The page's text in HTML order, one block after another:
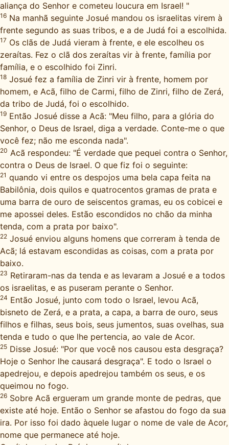
aliança do Senhor e cometeu loucura em Israel! "
16 Na manhã seguinte Josué mandou os israelitas virem à
frente segundo as suas tribos, e a de Judá foi a escolhida.
17 Os clãs de Judá vieram à frente, e ele escolheu os
zeraítas. Fez o clã dos zeraítas vir à frente, família por
família, e o escolhido foi Zinri.
18 Josué fez a família de Zinri vir à frente, homem por
homem, e Acã, filho de Carmi, filho de Zinri, filho de Zerá,
da tribo de Judá, foi o escolhido.
19 Então Josué disse a Acã: "Meu filho, para a glória do
Senhor, o Deus de Israel, diga a verdade. Conte-me o que
você fez; não me esconda nada".
20 Acã respondeu: "É verdade que pequei contra o Senhor,
contra o Deus de Israel. O que fiz foi o seguinte:
21 quando vi entre os despojos uma bela capa feita na
Babilônia, dois quilos e quatrocentos gramas de prata e
uma barra de ouro de seiscentos gramas, eu os cobicei e
me apossei deles. Estão escondidos no chão da minha
tenda, com a prata por baixo".
22 Josué enviou alguns homens que correram à tenda de
Acã; lá estavam escondidas as coisas, com a prata por
baixo.
23 Retiraram-nas da tenda e as levaram a Josué e a todos
os israelitas, e as puseram perante o Senhor.
24 Então Josué, junto com todo o Israel, levou Acã,
bisneto de Zerá, e a prata, a capa, a barra de ouro, seus
filhos e filhas, seus bois, seus jumentos, suas ovelhas, sua
tenda e tudo o que lhe pertencia, ao vale de Acor.
25 Disse Josué: "Por que você nos causou esta desgraça?
Hoje o Senhor lhe causará desgraça". E todo o Israel o
apedrejou, e depois apedrejou também os seus, e os
queimou no fogo.
26 Sobre Acã ergueram um grande monte de pedras, que
existe até hoje. Então o Senhor se afastou do fogo da sua
ira. Por isso foi dado àquele lugar o nome de vale de Acor,
nome que permanece até hoje.